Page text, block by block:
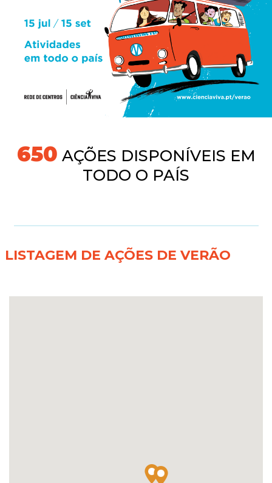
691AÇÕES DISPONÍVEIS EM
TODO O PAÍS
LISTAGEM DE AÇÕES DE VERÃO